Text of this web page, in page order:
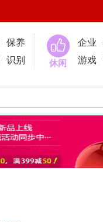
保养
识别 休闲
企业
游戏